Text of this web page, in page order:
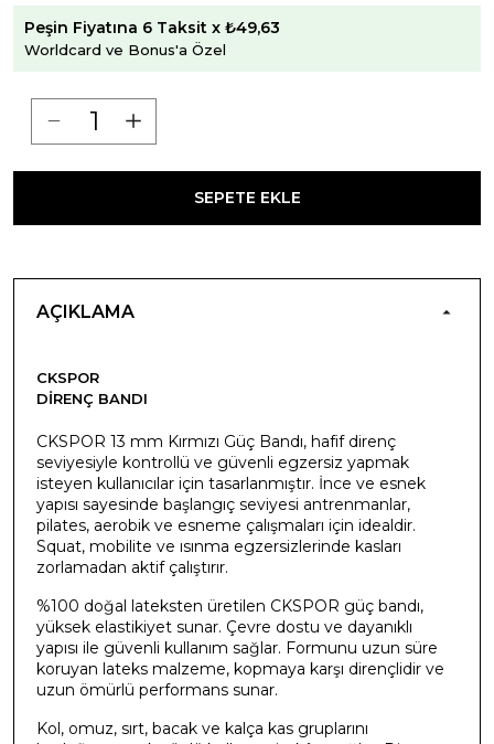
Peşin Fiyatına 6 Taksit x ₺49,63
Worldcard ve Bonus'a Özel
SEPETE EKLE
AÇIKLAMA
CKSPOR
DIRENÇ BANDI
CKSPOR 13 mm Kırmızı Güç Bandı, hafif direnç
seviyesiyle kontrollü ve güvenli egzersiz yapmak
isteyen kullanıcılar için tasarlanmıştır. İnce ve esnek
yapısı sayesinde başlangıç seviyesi antrenmanlar,
pilates, aerobik ve esneme çalışmaları için idealdir.
Squat, mobilite ve ısınma egzersizlerinde kasları
zorlamadan aktif çalıştırır.
%100 doğal lateksten üretilen CKSPOR güç bandı,
yüksek elastikiyet sunar. Çevre dostu ve dayanıklı
yapısı ile güvenli kullanım sağlar. Formunu uzun süre
koruyan lateks malzeme, kopmaya karşı dirençlidir ve
uzun ömürlü performans sunar.
Kol, omuz, sırt, bacak ve kalça kas gruplarını